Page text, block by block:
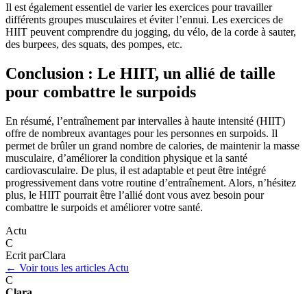
Il est également essentiel de varier les exercices pour travailler
différents groupes musculaires et éviter l’ennui. Les exercices de
HIIT peuvent comprendre du jogging, du vélo, de la corde à sauter,
des burpees, des squats, des pompes, etc.
Conclusion : Le HIIT, un allié de taille
pour combattre le surpoids
En résumé, l’entraînement par intervalles à haute intensité (HIIT)
offre de nombreux avantages pour les personnes en surpoids. Il
permet de brûler un grand nombre de calories, de maintenir la masse
musculaire, d’améliorer la condition physique et la santé
cardiovasculaire. De plus, il est adaptable et peut être intégré
progressivement dans votre routine d’entraînement. Alors, n’hésitez
plus, le HIIT pourrait être l’allié dont vous avez besoin pour
combattre le surpoids et améliorer votre santé.
Actu
C
Ecrit parClara
← Voir tous les articles Actu
C